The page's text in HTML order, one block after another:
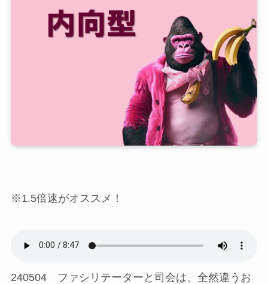
※1.5倍速がオススメ！
240504 ファシリテーターと司会は、全然違うお